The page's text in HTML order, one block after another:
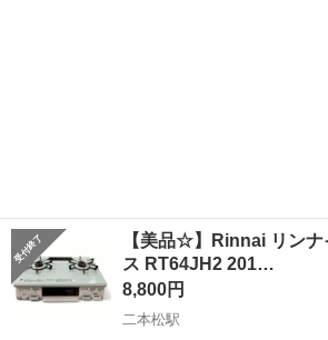
【美品☆】Rinnai リン
ス RT64JH2 201…
8,800円
二本松駅